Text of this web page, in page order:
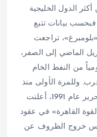
الدول الخليجية
بيانات تتبع
تراجعت
الماضي إلى الصفر،
من النفط الخام
وللمرة الأولى منذ
الغزو العراقي للكويت وحرب التحرير عام 1991، أعلنت
القاهرة» في عقود
خروج الظروف عن